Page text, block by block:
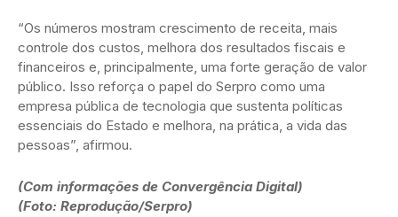
“Os números mostram crescimento de receita, mais
controle dos custos, melhora dos resultados fiscais e
financeiros e, principalmente, uma forte geração de valor
público. Isso reforça o papel do Serpro como uma
empresa pública de tecnologia que sustenta políticas
essenciais do Estado e melhora, na prática, a vida das
pessoas”, afirmou.
(Com informações de Convergência Digital)
(Foto: Reprodução/Serpro)